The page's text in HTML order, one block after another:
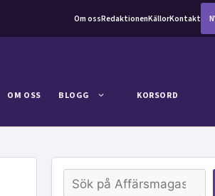
Om ossRedaktionenKällorKontakt
OM OSS BLOGG KORSORD
Sök